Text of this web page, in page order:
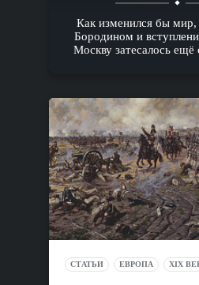
Как изменился бы
Бородином и
Москву затесалось ещё
СТАТЬИ ЕВРОПА XIX